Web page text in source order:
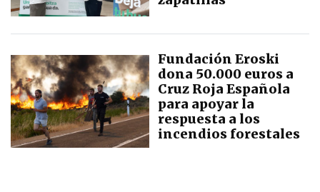
Fundación Eroski
dona 50.000 euros a
Cruz Roja Española
para apoyar la
respuesta a los
incendios forestales